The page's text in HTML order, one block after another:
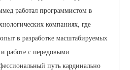
работал программистом в
компаниях, где
в разработке масштабируемых
работе с передовыми
путь кардинально